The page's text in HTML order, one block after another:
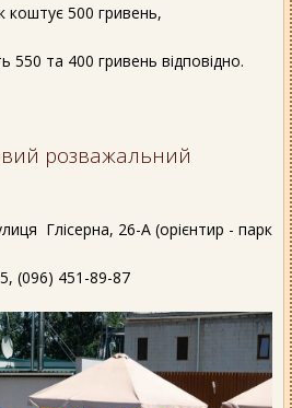
коштує 500 гривень,
550 та 400 гривень відповідно.
розважальний
Глісерна, 26-А (орієнтир - парк
(096) 451-89-87